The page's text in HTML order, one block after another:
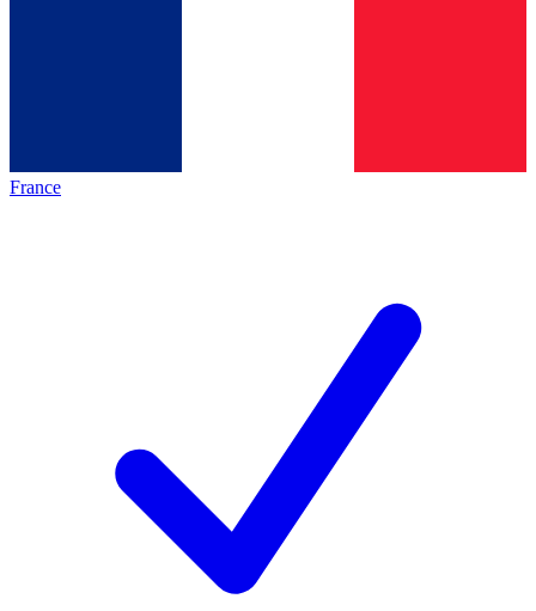
France